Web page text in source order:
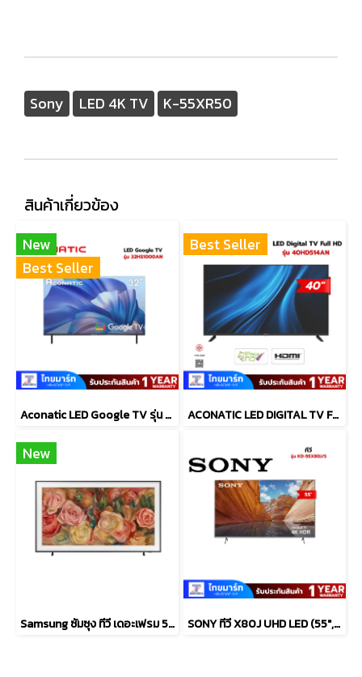
Sony LED 4K TV K-55XR50
สินค้าเกี่ยวข้อง
New
Best Seller
Aconatic LED Google TV รุ่น 32HS1000AN สมาร์ททีวี 32 นิ้ว
Best Seller
ACONATIC LED DIGITAL TV FULL HD รุ่น 40HD514AN ขนาด 40 นิ้ว ดิจิตอลทีวี
New
Samsung ซัมซุง ทีวี เดอะเฟรม 55 นิ้ว #QA55LS03DAKXXT SONY ทีวี X80J UHD LED (55", 4K, Google TV) รุ่น KD-55X80J/S ปี 2021